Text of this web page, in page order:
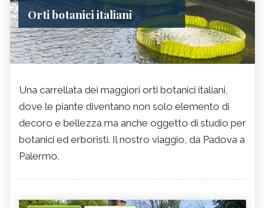
Orti botanici italiani
Una carrellata dei maggiori orti botanici italiani,
dove le piante diventano non solo elemento di
decoro e bellezza ma anche oggetto di studio per
botanici ed erboristi. Il nostro viaggio, da Padova a
Palermo.